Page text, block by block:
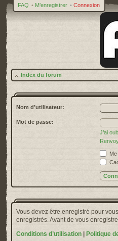
FAQ • M’enregistrer • Connexion
Index du forum
Nom d’utilisateur:
Mot de passe:
J’ai
Vous devez être enregistré pour
enregistrés. Avant de vous
Conditions d’utilisation
Politique